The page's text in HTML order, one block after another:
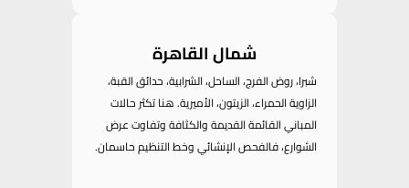
شمال القاهرة
شبرا، روض الفرج، الساحل، الشرابية، حدائق القبة،
الزاوية الحمراء، الزيتون، الأميرية. هنا تكثر حالات
المباني القائمة القديمة والكثافة وتفاوت عرض
الشوارع، فالفحص الإنشائي وخط التنظيم حاسمان.